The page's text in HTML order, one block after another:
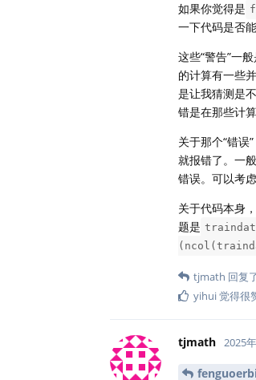
如果你觉得是
一下代码是否
这些“警告”一
的计算有一些
是让我猜测是
错是在那些计
关于那个“错误”
就报错了。一
错误。可以考
关于代码本身
题是
tjmath 回复
yihui觉得很
tjmath 2025